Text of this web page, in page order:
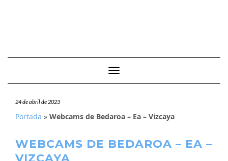
Cambiar modo de navegación
24 de abril de 2023
Portada » Webcams de Bedaroa – Ea – Vizcaya
WEBCAMS DE BEDAROA – EA –
VIZCAYA